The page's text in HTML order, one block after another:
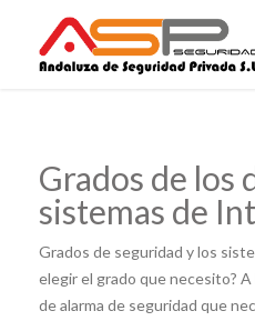
Grados de los
sistemas de
Grados de seguridad y los
elegir el grado que necesito?
de alarma de seguridad que